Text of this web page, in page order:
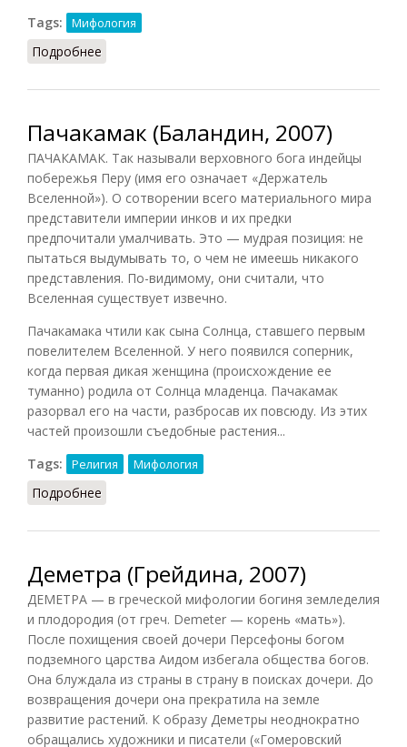
Tags: Мифология
Подробнее
Пачакамак (Баландин, 2007)
ПАЧАКАМАК. Так называли верховного бога индейцы
побережья Перу (имя его означает «Держатель
Вселенной»). О сотворении всего материального мира
представители империи инков и их предки
предпочитали умалчивать. Это — мудрая позиция: не
пытаться выдумывать то, о чем не имеешь никакого
представления. По-видимому, они считали, что
Вселенная существует извечно.
Пачакамака чтили как сына Солнца, ставшего первым
повелителем Вселенной. У него появился соперник,
когда первая дикая женщина (происхождение ее
туманно) родила от Солнца младенца. Пачакамак
разорвал его на части, разбросав их повсюду. Из этих
частей произошли съедобные растения...
Tags:
Религия Мифология
Подробнее
Деметра (Грейдина, 2007)
ДЕМЕТРА — в греческой мифологии богиня земледелия
и плодородия (от греч. Demeter — корень «мать»).
После похищения своей дочери Персефоны богом
подземного царства Аидом избегала общества богов.
Она блуждала из страны в страну в поисках дочери. До
возвращения дочери она прекратила на земле
развитие растений. К образу Деметры неоднократно
обращались художники и писатели («Гомеровский